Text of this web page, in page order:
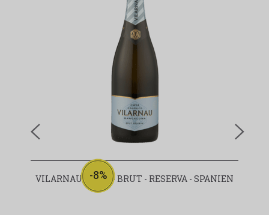
-8%
VILARNAU - CAVA - BRUT - RESERVA - SPANIEN